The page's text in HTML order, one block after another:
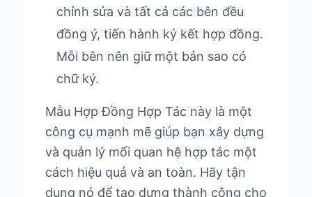
chỉnh sửa và tất cả các bên đều
đồng ý, tiến hành ký kết hợp đồng.
Mỗi bên nên giữ một bản sao có
chữ ký.
Mẫu Hợp Đồng Hợp Tác này là một
công cụ mạnh mẽ giúp bạn xây dựng
và quản lý mối quan hệ hợp tác một
cách hiệu quả và an toàn. Hãy tận
dụng nó để tạo dựng thành công cho